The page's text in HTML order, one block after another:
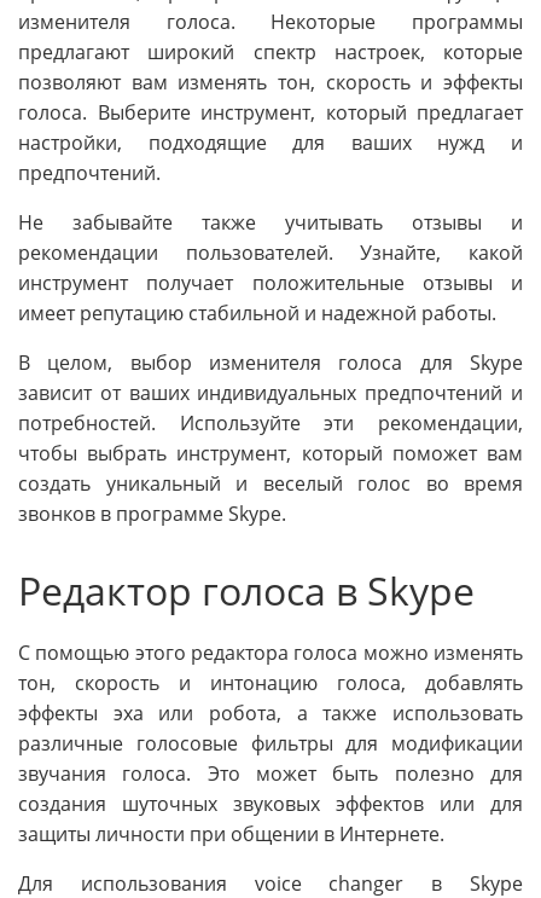
изменителя голоса. Некоторые программы
предлагают широкий спектр настроек, которые
позволяют вам изменять тон, скорость и эффекты
голоса. Выберите инструмент, который предлагает
настройки, подходящие для ваших нужд и
предпочтений.
Не забывайте также учитывать отзывы и
рекомендации пользователей. Узнайте, какой
инструмент получает положительные отзывы и
имеет репутацию стабильной и надежной работы.
В целом, выбор изменителя голоса для Skype
зависит от ваших индивидуальных предпочтений и
потребностей. Используйте эти рекомендации,
чтобы выбрать инструмент, который поможет вам
создать уникальный и веселый голос во время
звонков в программе Skype.
Редактор голоса в Skype
С помощью этого редактора голоса можно изменять
тон, скорость и интонацию голоса, добавлять
эффекты эха или робота, а также использовать
различные голосовые фильтры для модификации
звучания голоса. Это может быть полезно для
создания шуточных звуковых эффектов или для
защиты личности при общении в Интернете.
Для использования voice changer в Skype